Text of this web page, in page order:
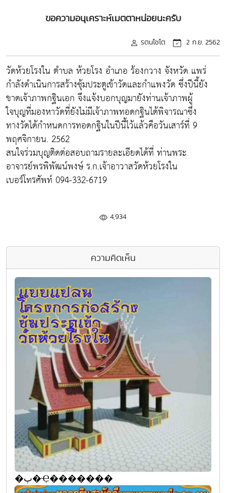
ขอความอนุเคราะห์เมตตาหน่อยนะครับ
รตนโชโต 2 ก.ย. 2562
วัดห้วยโรงใน ตำบล ห้วยโรง อำเภอ ร้องกวาง จังหวัด แพร่
กำลังดำเนินการสร้างซุ้มประตูเข้าวัดและกำแพงวัด ซึ่งปีนี้ยัง
ขาดเจ้าภาพกฐินเอก จึงแจ้งบอกบุญมายังท่านเจ้าภาพผู้
ใจบุญที่มองหาวัดที่ยังไม่มีเจ้าภาพทอดกฐินได้พิจารณาซึ่ง
ทางวัดได้กำหนดการทอดกฐินในปีนี้ไว้แล้วคือวันเสาร์ที่ 9
พฤศจิกายน. 2562
สนใจร่วมบุญติดต่อสอบถามรายละเอียดได้ที่ ท่านพระ
อาจารย์พรพิพัฒน์พงษ์ ร.ก.เจ้าอาวาสวัดห้วยโรงใน
เบอร์โทรศัพท์ 094-332-6719
4,934
ความคิดเห็น
�ٻ�Ҿ�������